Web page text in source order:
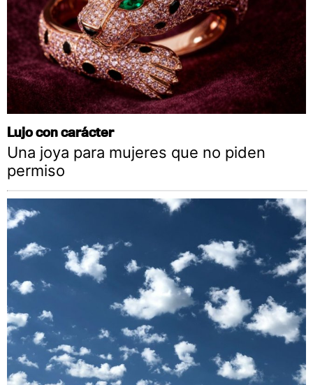
Lujo con carácter
Una joya para mujeres que no piden
permiso